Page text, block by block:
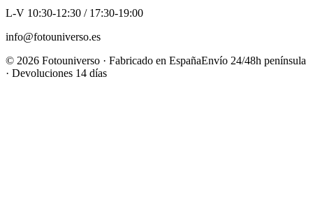
L-V 10:30-12:30 / 17:30-19:00
info@fotouniverso.es
© 2026 Fotouniverso · Fabricado en EspañaEnvío 24/48h península
· Devoluciones 14 días